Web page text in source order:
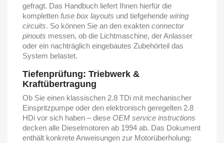
gefragt. Das Handbuch liefert Ihnen hierfür die
kompletten fuse box layouts und tiefgehende wiring
circuits. So können Sie an den exakten connector
pinouts messen, ob die Lichtmaschine, der Anlasser
oder ein nachträglich eingebautes Zubehörteil das
System belastet.
Tiefenprüfung: Triebwerk &
Kraftübertragung
Ob Sie einen klassischen 2.8 TDi mit mechanischer
Einspritzpumpe oder den elektronisch geregelten 2.8
HDi vor sich haben – diese OEM service instructions
decken alle Dieselmotoren ab 1994 ab. Das Dokument
enthält konkrete Anweisungen zur Motorüberholung: